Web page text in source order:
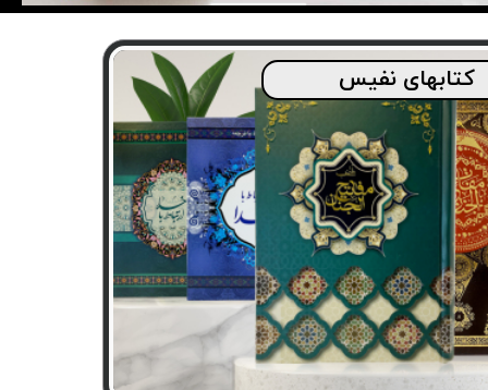
کتابهای نفیس